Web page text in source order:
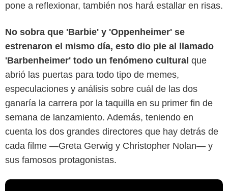
pone a reflexionar, también nos hará estallar en risas.
No sobra que 'Barbie' y 'Oppenheimer' se
estrenaron el mismo día, esto dio pie al llamado
'Barbenheimer' todo un fenómeno cultural que
abrió las puertas para todo tipo de memes,
especulaciones y análisis sobre cuál de las dos
ganaría la carrera por la taquilla en su primer fin de
semana de lanzamiento. Además, teniendo en
cuenta los dos grandes directores que hay detrás de
cada filme —Greta Gerwig y Christopher Nolan— y
sus famosos protagonistas.